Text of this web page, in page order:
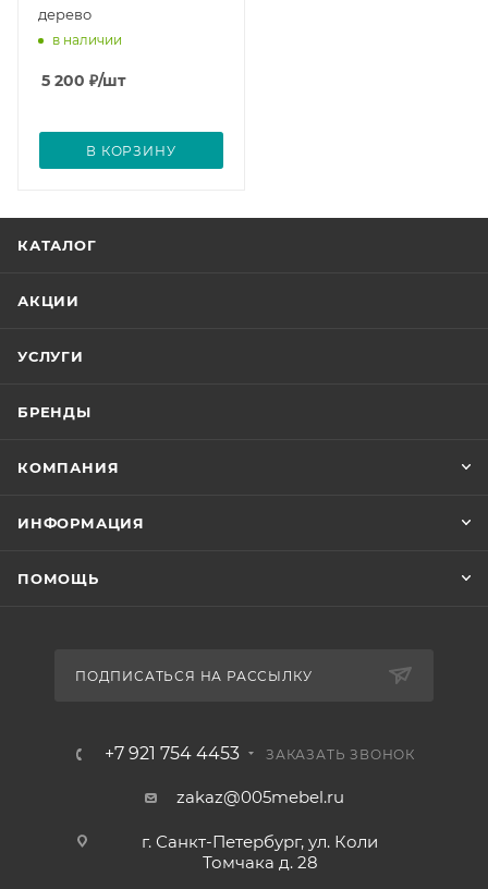
дерево
в наличии
5 200 ₽/шт
В КОРЗИНУ
КАТАЛОГ
АКЦИИ
УСЛУГИ
БРЕНДЫ
КОМПАНИЯ
ИНФОРМАЦИЯ
ПОМОЩЬ
ПОДПИСАТЬСЯ НА РАССЫЛКУ
+7 921 754 4453 ЗАКАЗАТЬ ЗВОНОК
zakaz@005mebel.ru
г. Санкт-Петербург, ул. Коли
Томчака д. 28